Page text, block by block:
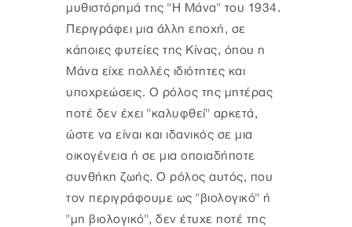
μυθιστόρημά της "Η Μάνα" του 1934.
Περιγράφει μια άλλη εποχή, σε
κάποιες φυτείες της Κίνας, όπου η
Μάνα είχε πολλές ιδιότητες και
υποχρεώσεις. Ο ρόλος της μητέρας
ποτέ δεν έχει "καλυφθεί" αρκετά,
ώστε να είναι και ιδανικός σε μια
οικογένεια ή σε μια οποιαδήποτε
συνθήκη ζωής. Ο ρόλος αυτός, που
τον περιγράφουμε ως "βιολογικό" ή
"μη βιολογικό", δεν έτυχε ποτέ της